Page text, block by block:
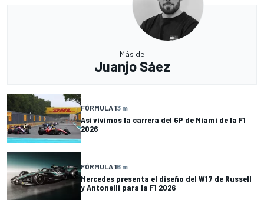
Más de
Juanjo Sáez
FÓRMULA 13 m
Así vivimos la carrera del GP de Miami de la F1
2026
FÓRMULA 16 m
Mercedes presenta el diseño del W17 de Russell
y Antonelli para la F1 2026